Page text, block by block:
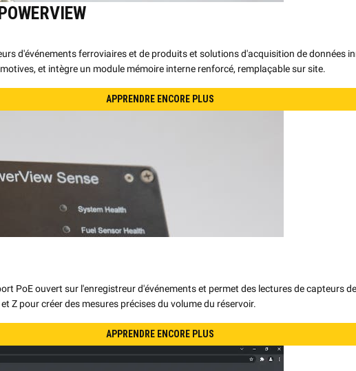
d'événements ferroviaires et de produits et solutions d'acquisition de données
et intègre un module mémoire interne renforcé, remplaçable sur site.
APPRENDRE ENCORE PLUS
PoE ouvert sur l'enregistreur d'événements et permet des lectures de capteurs
Z pour créer des mesures précises du volume du réservoir.
APPRENDRE ENCORE PLUS